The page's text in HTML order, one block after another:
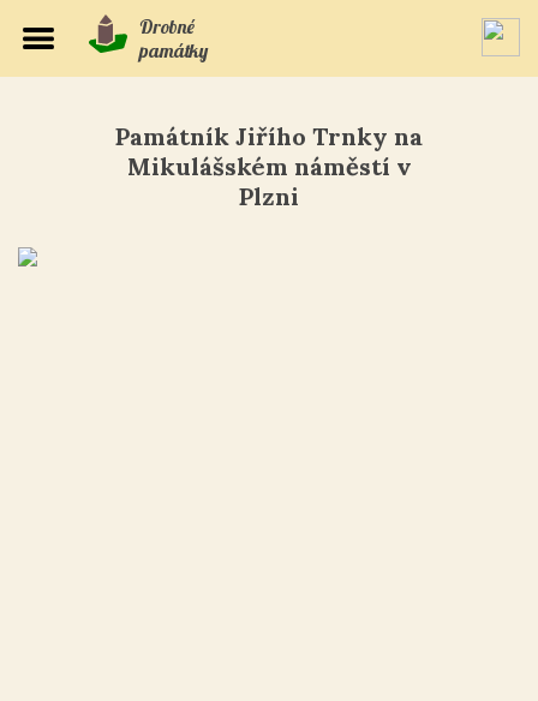
Drobné
památky
Památník Jiřího Trnky na
Mikulášském náměstí v
Plzni